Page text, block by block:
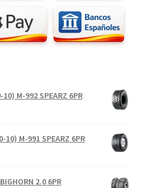
M-992 SPEARZ 6PR
M-991 SPEARZ 6PR
2.0 6PR